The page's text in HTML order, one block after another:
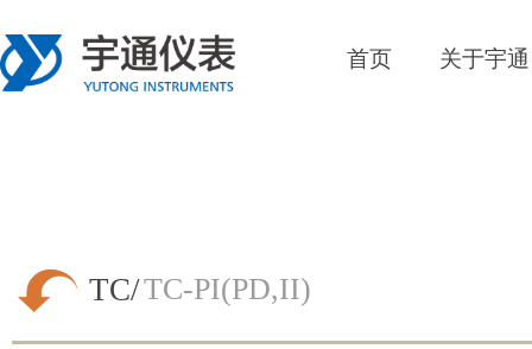
首页 关于宇通
TC/TC-PI(PD,II)